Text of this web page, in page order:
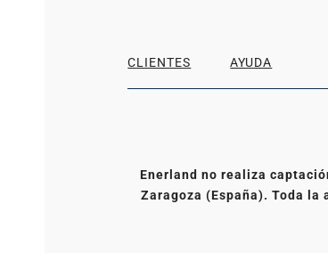
CLIENTES AYUDA
Enerland no realiza
Zaragoza (España). Toda